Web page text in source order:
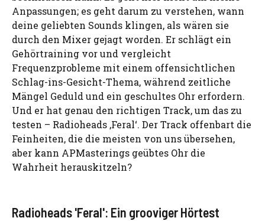
Anpassungen; es geht darum zu verstehen, wann
deine geliebten Sounds klingen, als wären sie
durch den Mixer gejagt worden. Er schlägt ein
Gehörtraining vor und vergleicht
Frequenzprobleme mit einem offensichtlichen
Schlag-ins-Gesicht-Thema, während zeitliche
Mängel Geduld und ein geschultes Ohr erfordern.
Und er hat genau den richtigen Track, um das zu
testen – Radioheads ‚Feral‘. Der Track offenbart die
Feinheiten, die die meisten von uns übersehen,
aber kann APMasterings geübtes Ohr die
Wahrheit herauskitzeln?
Radioheads 'Feral': Ein grooviger Hörtest